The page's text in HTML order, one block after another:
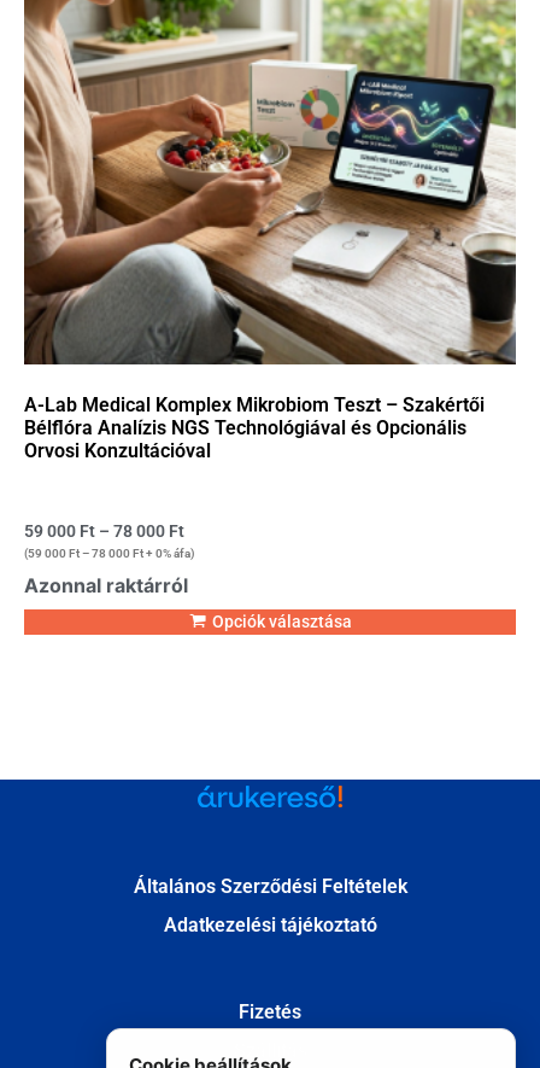
A-Lab Medical Komplex Mikrobiom Teszt – Szakértői
Bélflóra Analízis NGS Technológiával és Opcionális
Orvosi Konzultációval
59 000 Ft – 78 000 Ft
(59 000Ft–78 000Ft+ 0% áfa)
Azonnal raktárról
Opciók választása
Általános Szerződési Feltételek
Adatkezelési tájékoztató
Fizetés